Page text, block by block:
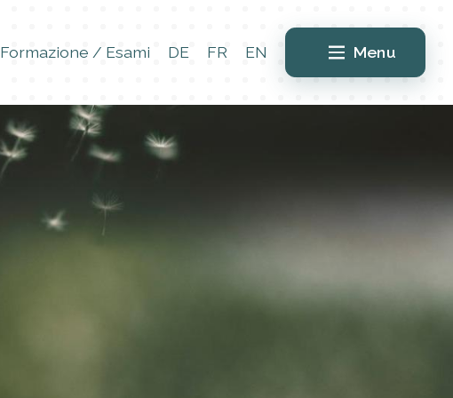
Formazione / Esami DE FR EN Menu